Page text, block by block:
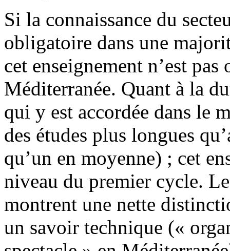
Si la connaissance du
obligatoire dans une
cet enseignement n’est
Méditerranée. Quant à la
qui y est accordée dans le
des études plus longues
qu’un en moyenne) ; cet
niveau du premier cycle.
montrent une nette
un savoir technique («